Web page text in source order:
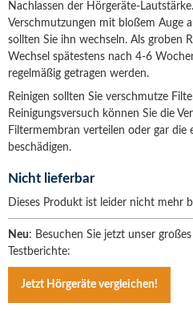
Nachlassen der Hörgeräte-
Verschmutzungen mit bloßem Auge
sollten Sie ihn wechseln. Als groben
Wechsel spätestens nach 4-6
regelmäßig getragen werden.
Reinigen sollten Sie verschmutze
Reinigungsversuch können Sie die
Filtermembran verteilen oder gar die
beschädigen.
Nicht lieferbar
Dieses Produkt ist leider nicht mehr
Neu: Besuchen Sie jetzt unser
Testberichte:
Jetzt Hörgeräte vergleichen!